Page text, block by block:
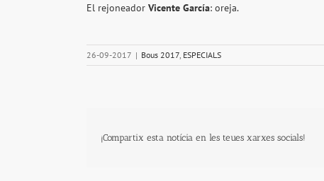
El rejoneador Vicente García: oreja.
26-09-2017 | Bous 2017, ESPECIALS
¡Compartix esta notícia en les teues xarxes socials!